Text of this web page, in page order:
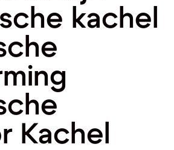
kachel
Kachel